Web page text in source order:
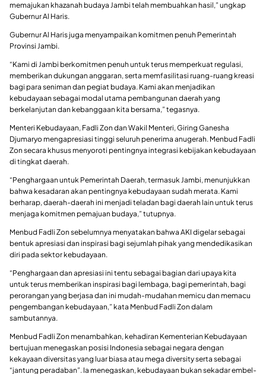
memajukan khazanah budaya Jambi telah membuahkan hasil,” ungkap
Gubernur Al Haris.
Gubernur Al Haris juga menyampaikan komitmen penuh Pemerintah
Provinsi Jambi.
“Kami di Jambi berkomitmen penuh untuk terus memperkuat regulasi,
memberikan dukungan anggaran, serta memfasilitasi ruang-ruang kreasi
bagi para seniman dan pegiat budaya. Kami akan menjadikan
kebudayaan sebagai modal utama pembangunan daerah yang
berkelanjutan dan kebanggaan kita bersama,” tegasnya.
Menteri Kebudayaan, Fadli Zon dan Wakil Menteri, Giring Ganesha
Djumaryo mengapresiasi tinggi seluruh penerima anugerah. Menbud Fadli
Zon secara khusus menyoroti pentingnya integrasi kebijakan kebudayaan
di tingkat daerah.
“Penghargaan untuk Pemerintah Daerah, termasuk Jambi, menunjukkan
bahwa kesadaran akan pentingnya kebudayaan sudah merata. Kami
berharap, daerah-daerah ini menjadi teladan bagi daerah lain untuk terus
menjaga komitmen pemajuan budaya,” tutupnya.
Menbud Fadli Zon sebelumnya menyatakan bahwa AKI digelar sebagai
bentuk apresiasi dan inspirasi bagi sejumlah pihak yang mendedikasikan
diri pada sektor kebudayaan.
“Penghargaan dan apresiasi ini tentu sebagai bagian dari upaya kita
untuk terus memberikan inspirasi bagi lembaga, bagi pemerintah, bagi
perorangan yang berjasa dan ini mudah-mudahan memicu dan memacu
pengembangan kebudayaan,” kata Menbud Fadli Zon dalam
sambutannya.
Menbud Fadli Zon menambahkan, kehadiran Kementerian Kebudayaan
bertujuan menegaskan posisi Indonesia sebagai negara dengan
kekayaan diversitas yang luar biasa atau mega diversity serta sebagai
“jantung peradaban”. Ia menegaskan, kebudayaan bukan sekadar embel-